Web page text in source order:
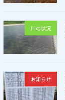
川の状況
お知らせ